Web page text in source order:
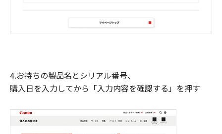
4.お持ちの製品名とシリアル番号、
購入日を入力してから「入力内容を確認する」を押す